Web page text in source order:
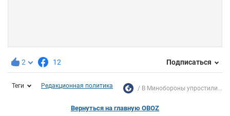
2 12 Подписаться
Теги Редакционная политика В Минобороны упростили...
Вернуться на главную OBOZ